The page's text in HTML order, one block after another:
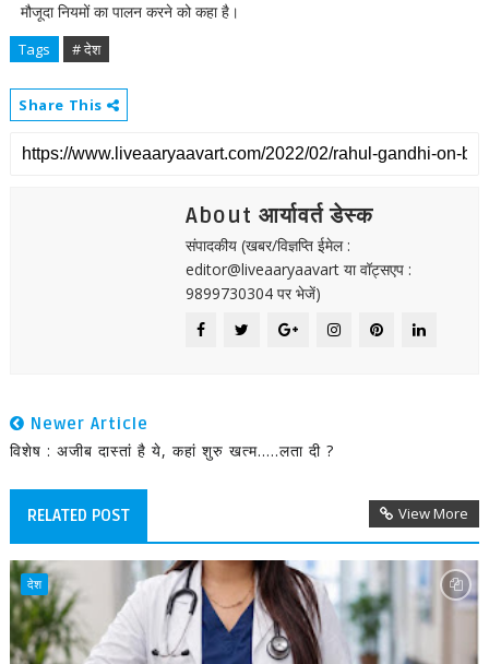
मौजूदा नियमों का पालन करने को कहा है।
Tags # देश
Share This
About आर्यावर्त डेस्क
संपादकीय (खबर/विज्ञप्ति ईमेल :
editor@liveaaryaavart या वॉट्सएप :
9899730304 पर भेजें)
Newer Article
विशेष : अजीब दास्तां है ये, कहां शुरु खत्म.....लता दी ?
RELATED POST View More
देश